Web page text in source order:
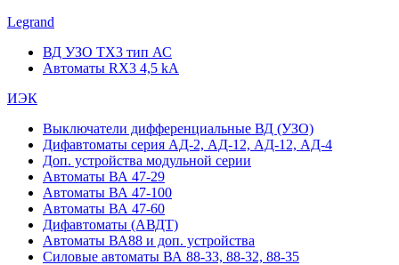
Legrand
ВД УЗО TX3 тип АС
Автоматы RX3 4,5 kA
ИЭК
Выключатели дифференциальные ВД (УЗО)
Дифавтоматы серия АД-2, АД-12, АД-12, АД-4
Доп. устройства модульной серии
Автоматы ВА 47-29
Автоматы ВА 47-100
Автоматы ВА 47-60
Дифавтоматы (АВДТ)
Автоматы ВА88 и доп. устройства
Силовые автоматы ВА 88-33, 88-32, 88-35